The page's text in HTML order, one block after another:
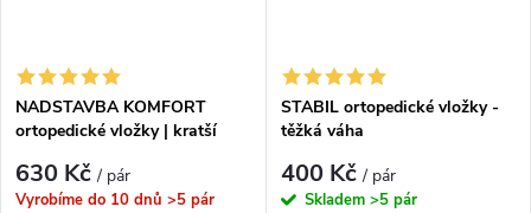
NADSTAVBA KOMFORT
ortopedické vložky | kratší
630 Kč/ pár
Vyrobíme do 10 dnů >5 pár
STABIL ortopedické vložky -
těžká váha
400 Kč/ pár
Skladem >5 pár